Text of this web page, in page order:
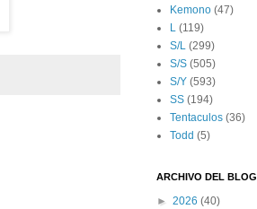
Kemono (47)
L (119)
S/L (299)
S/S (505)
S/Y (593)
SS (194)
Tentaculos (36)
Todd (5)
ARCHIVO DEL BLOG
► 2026 (40)